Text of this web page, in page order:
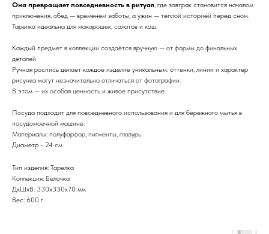
Она превращает повседневность в ритуал, где завтрак становится началом
приключения, обед — временем заботы, а ужин — тёплой историей перед сном.
Тарелка идеальна для макарошек, салатов и каш.
Каждый предмет в коллекции создаётся вручную — от формы до финальных
деталей.
Ручная роспись делает каждое изделие уникальным: оттенки, линии и характер
рисунка могут незначительно отличаться от фотографии.
В этом — их особая ценность и живое присутствие.
Посуда подходит для повседневного использования и для бережного мытья в
посудомоечной машине.
Материалы: полуфарфор, пигменты, глазурь.
Диаметр - 24 см.
Тип изделия: Тарелка
Коллекция: Белочка
ДxШxВ: 330x330x70 мм
Вес: 600 г